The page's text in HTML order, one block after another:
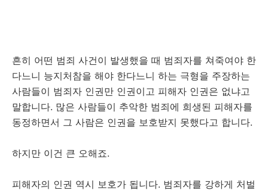
흔히 어떤 범죄 사건이 발생했을 때 범죄자를 쳐죽여야 한
다느니 능지처참을 해야 한다느니 하는 극형을 주장하는
사람들이 범죄자 인권만 인권이고 피해자 인권은 없냐고
말합니다. 많은 사람들이 추악한 범죄에 희생된 피해자를
동정하면서 그 사람은 인권을 보호받지 못했다고 합니다.
하지만 이건 큰 오해죠.
피해자의 인권 역시 보호가 됩니다. 범죄자를 강하게 처벌